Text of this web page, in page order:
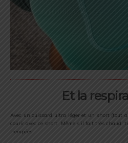
Et la
Avec un cuissard ultra léger et un short (tout
courir avec ce short. Même s’il fait très chaud,
trempées.